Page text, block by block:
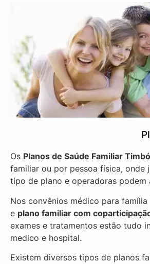
Os Planos de Saúde Familiar
familiar ou por pessoa física, onde
tipo de plano e operadoras podem
Nos convênios médico para
e plano familiar com
exames e tratamentos estão tudo
medico e hospital.
Existem diversos tipos de planos